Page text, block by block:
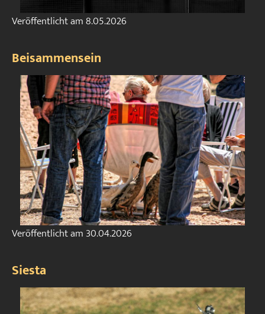
Veröffentlicht am8.05.2026
Beisammensein
Veröffentlicht am30.04.2026
Siesta